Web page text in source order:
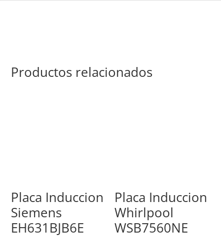
Productos relacionados
Placa Induccion
Siemens
EH631BJB6E
Placa Induccion
Whirlpool
WSB7560NE